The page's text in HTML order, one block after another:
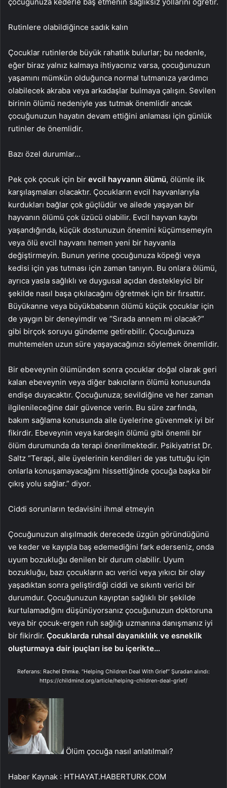
Rutinlere olabildiğince sadık kalın
Çocuklar rutinlerde büyük rahatlık bulurlar; bu nedenle,
eğer biraz yalnız kalmaya ihtiyacınız varsa, çocuğunuzun
yaşamını mümkün olduğunca normal tutmanıza yardımcı
olabilecek akraba veya arkadaşlar bulmaya çalışın. Sevilen
birinin ölümü nedeniyle yas tutmak önemlidir ancak
çocuğunuzun hayatın devam ettiğini anlaması için günlük
rutinler de önemlidir.
Bazı özel durumlar…
Pek çok çocuk için bir evcil hayvanın ölümü, ölümle ilk
karşılaşmaları olacaktır. Çocukların evcil hayvanlarıyla
kurdukları bağlar çok güçlüdür ve ailede yaşayan bir
hayvanın ölümü çok üzücü olabilir. Evcil hayvan kaybı
yaşandığında, küçük dostunuzun önemini küçümsemeyin
veya ölü evcil hayvanı hemen yeni bir hayvanla
değiştirmeyin. Bunun yerine çocuğunuza köpeği veya
kedisi için yas tutması için zaman tanıyın. Bu onlara ölümü,
ayrıca yasla sağlıklı ve duygusal açıdan destekleyici bir
şekilde nasıl başa çıkılacağını öğretmek için bir fırsattır.
Büyükanne veya büyükbabanın ölümü küçük çocuklar için
de yaygın bir deneyimdir ve “Sırada annem mi olacak?”
gibi birçok soruyu gündeme getirebilir. Çocuğunuza
muhtemelen uzun süre yaşayacağınızı söylemek önemlidir.
Bir ebeveynin ölümünden sonra çocuklar doğal olarak geri
kalan ebeveynin veya diğer bakıcıların ölümü konusunda
endişe duyacaktır. Çocuğunuza; sevildiğine ve her zaman
ilgilenileceğine dair güvence verin. Bu süre zarfında,
bakım sağlama konusunda aile üyelerine güvenmek iyi bir
fikirdir. Ebeveynin veya kardeşin ölümü gibi önemli bir
ölüm durumunda da terapi önerilmektedir. Psikiyatrist Dr.
Saltz “Terapi, aile üyelerinin kendileri de yas tuttuğu için
onlarla konuşamayacağını hissettiğinde çocuğa başka bir
çıkış yolu sağlar.” diyor.
Ciddi sorunların tedavisini ihmal etmeyin
Çocuğunuzun alışılmadık derecede üzgün göründüğünü
ve keder ve kayıpla baş edemediğini fark ederseniz, onda
uyum bozukluğu denilen bir durum olabilir. Uyum
bozukluğu, bazı çocukların acı verici veya yıkıcı bir olay
yaşadıktan sonra geliştirdiği ciddi ve sıkıntı verici bir
durumdur. Çocuğunuzun kayıptan sağlıklı bir şekilde
kurtulamadığını düşünüyorsanız çocuğunuzun doktoruna
veya bir çocuk-ergen ruh sağlığı uzmanına danışmanız iyi
bir fikirdir. Çocuklarda ruhsal dayanıklılık ve esneklik
oluşturmaya dair ipuçları ise bu içerikte…
Referans: Rachel Ehmke. “Helping Children Deal With Grief” Şuradan alındı:
https://childmind.org/article/helping-children-deal-grief/
Ölüm çocuğa nasıl anlatılmalı?
Haber Kaynak : HTHAYAT.HABERTURK.COM